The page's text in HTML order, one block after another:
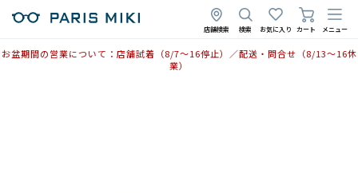
店舗検索 検索 お気に入り カート メニュー
お盆期間の営業について：店舗試着（8/7〜16停止）／配送・問合せ（8/13〜16休
業）